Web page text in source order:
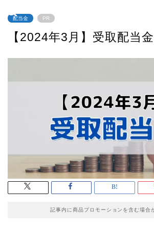
配当金 PR
【2024年3月】受取配当
記事内に商品プロモーションを含む場合